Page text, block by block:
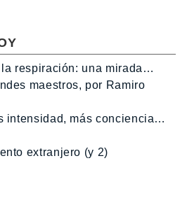
respiración: una mirada…
maestros, por Ramiro
intensidad, más conciencia…
extranjero (y 2)